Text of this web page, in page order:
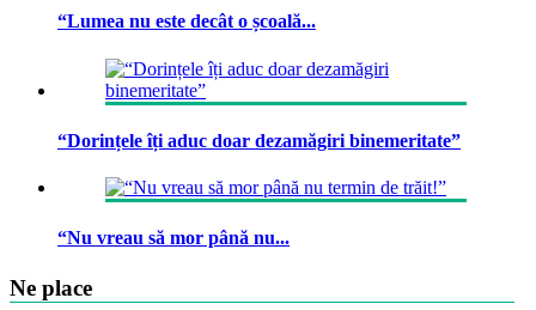
“Lumea nu este decât o școală...
“Dorințele îți aduc doar dezamăgiri binemeritate”
“Nu vreau să mor până nu...
Ne place